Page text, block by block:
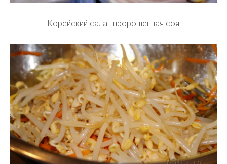
Корейский салат пророщенная соя